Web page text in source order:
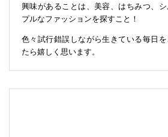
興味があることは、美容、はちみつ、
プルなファッションを探すこと！
色々試行錯誤しながら生きている毎日
たら嬉しく思います。